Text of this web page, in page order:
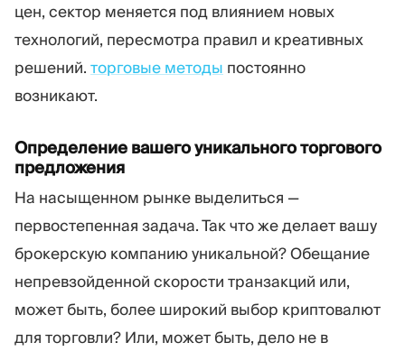
цен, сектор меняется под влиянием новых
технологий, пересмотра правил и креативных
решений. торговые методы постоянно
возникают.
Определение вашего уникального торгового
предложения
На насыщенном рынке выделиться —
первостепенная задача. Так что же делает вашу
брокерскую компанию уникальной? Обещание
непревзойденной скорости транзакций или,
может быть, более широкий выбор криптовалют
для торговли? Или, может быть, дело не в